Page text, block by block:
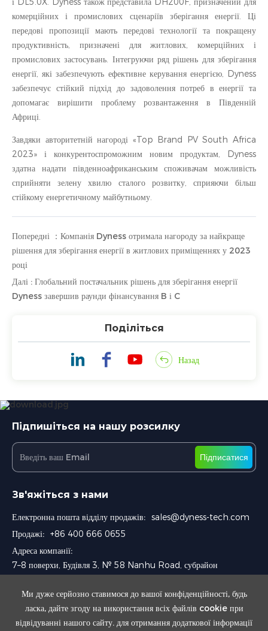
Ми дуже серйозно ставимося до вашої конфіденційності, будь
ласка, дайте згоду на використання всіх файлів cookie при
відвідуванні нашого сайту. для отримання додаткової інформації
комерційних і промислових сценаріїв зберігання енергії. Ці
передові пропозиції мають передові технології та покращену
продуктивність, призначені для житлових, комерційних і
промислових застосувань. Інтегруючи ряд рішень для зберігання
енергії, які забезпечують ефективне керування енергією, Dyness
забезпечує стійкий підхід до задоволення потреб в енергії та
допомагає вирішити проблему розвантаження в Південній
Африці.
Завдяки авторитетній нагороді «Top Brand PV South Africa
2023» і конкурентоспроможним новим продуктам, Dyness
здатна надати південноафриканським споживачам можливість
сприйняти зелену хвилю сталого розвитку, сприяючи більш
стійкому енергетичному майбутньому.
Попередні ：Компанія Dyness отримала нагороду за найкраще
рішення для зберігання енергії в житлових приміщеннях у 2023
році
Далі : Глобальний постачальник рішень для зберігання енергії
Dyness завершив раунди фінансування B і C
Поділіться
Назад
Підпишіться на нашу розсилку
Підписатися
Зв'яжіться з нами
Електронна пошта відділу продажів: sales@dyness-tech.com
Продажі: +86 400 666 0655
Адреса компанії:
7–8 поверхи, Будівля 3, № 58 Nanhu Road, субрайон